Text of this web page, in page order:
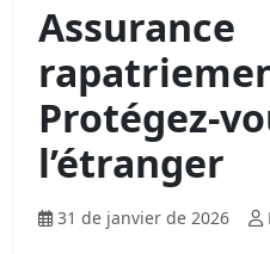
Assurance
Protégez-
l’étranger
31 de janvier de 2026